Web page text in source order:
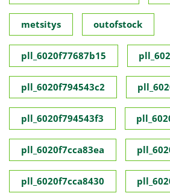
metsitys outofstock
pll_6020f77687b15
pll_6020f794543c2
pll_6020f794543f3
pll_6020f7cca83ea
pll_6020f7cca8430